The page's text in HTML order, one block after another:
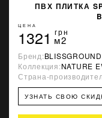
ПВХ ПЛИТКА
ЦЕНА
1321 грн
м2
Бренд:BLISSGROUND
Коллекция:NATURE
Страна-
УЗНАТЬ СВОЮ